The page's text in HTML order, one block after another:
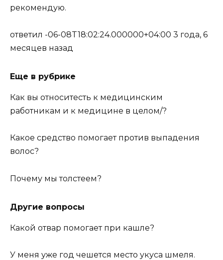
рекомендую.
ответил -06-08T18:02:24.000000+04:00 3 года, 6
месяцев назад
Еще в рубрике
Как вы относитесть к медицинским
работникам и к медицине в целом/?
Какое средство помогает против выпадения
волос?
Почему мы толстеем?
Другие вопросы
Какой отвар помогает при кашле?
У меня уже год чешется место укуса шмеля.